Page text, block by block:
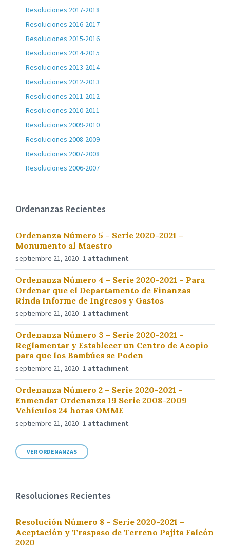
Resoluciones 2017-2018
Resoluciones 2016-2017
Resoluciones 2015-2016
Resoluciones 2014-2015
Resoluciones 2013-2014
Resoluciones 2012-2013
Resoluciones 2011-2012
Resoluciones 2010-2011
Resoluciones 2009-2010
Resoluciones 2008-2009
Resoluciones 2007-2008
Resoluciones 2006-2007
Ordenanzas Recientes
Ordenanza Número 5 – Serie 2020-2021 –
Monumento al Maestro
septiembre 21, 2020 1 attachment
Ordenanza Número 4 – Serie 2020-2021 – Para
Ordenar que el Departamento de Finanzas
Rinda Informe de Ingresos y Gastos
septiembre 21, 2020 1 attachment
Ordenanza Número 3 – Serie 2020-2021 –
Reglamentar y Establecer un Centro de Acopio
para que los Bambúes se Poden
septiembre 21, 2020 1 attachment
Ordenanza Número 2 – Serie 2020-2021 –
Enmendar Ordenanza 19 Serie 2008-2009
Vehículos 24 horas OMME
septiembre 21, 2020 1 attachment
VER ORDENANZAS
Resoluciones Recientes
Resolución Número 8 – Serie 2020-2021 –
Aceptación y Traspaso de Terreno Pajita Falcón
2020